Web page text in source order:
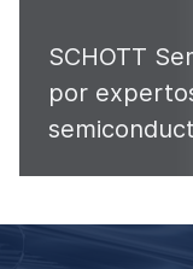
SCHOTT
por